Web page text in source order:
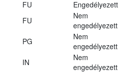
FU
Engedélyezett
FU
Nem
engedélyezett
PG
Nem
engedélyezett
IN
Nem
engedélyezett